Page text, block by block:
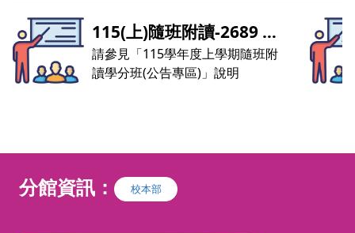
115(上)隨班附讀-1415 會
計學
請參見「115學年度上學期隨班附
讀學分班(公告專區)」說明
分館資訊： 校本部